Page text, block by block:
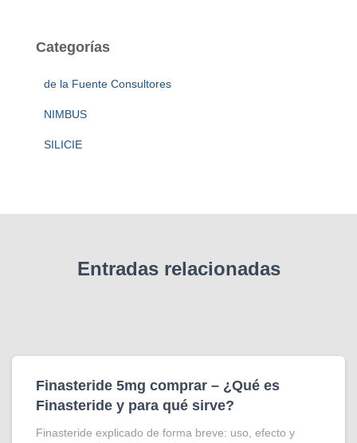
rCategorías
de la Fuente Consultores
NIMBUS
SILICIE
Entradas relacionadas
Finasteride 5mg comprar – ¿Qué es
Finasteride y para qué sirve?
Finasteride explicado de forma breve: uso, efecto y